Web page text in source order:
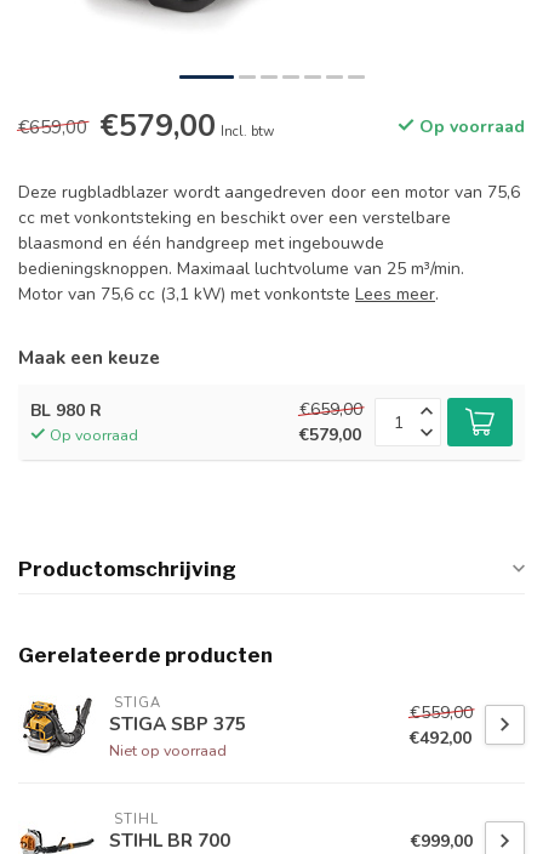
€659,00 €579,00 Incl. btw Op voorraad
Deze rugbladblazer wordt aangedreven door een motor van 75,6
cc met vonkontsteking en beschikt over een verstelbare
blaasmond en één handgreep met ingebouwde
bedieningsknoppen. Maximaal luchtvolume van 25 m³/min.
Motor van 75,6 cc (3,1 kW) met vonkontste Lees meer.
Maak een keuze
BL 980 R
Op voorraad
€659,00
€579,00
Productomschrijving
Gerelateerde producten
STIGA
STIGA SBP 375
Niet op voorraad
€559,00
€492,00
STIHL
STIHL BR 700 €999,00